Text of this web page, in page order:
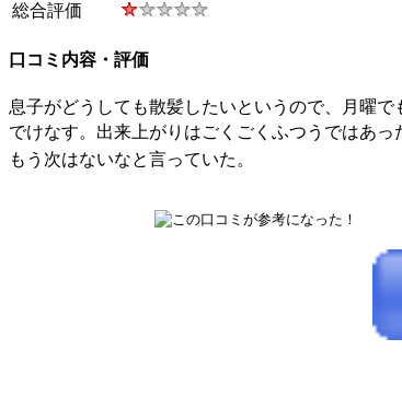
総合評価
口コミ内容・評価
息子がどうしても散髪したいというので、月曜
でけなす。出来上がりはごくごくふつうではあ
もう次はないなと言っていた。